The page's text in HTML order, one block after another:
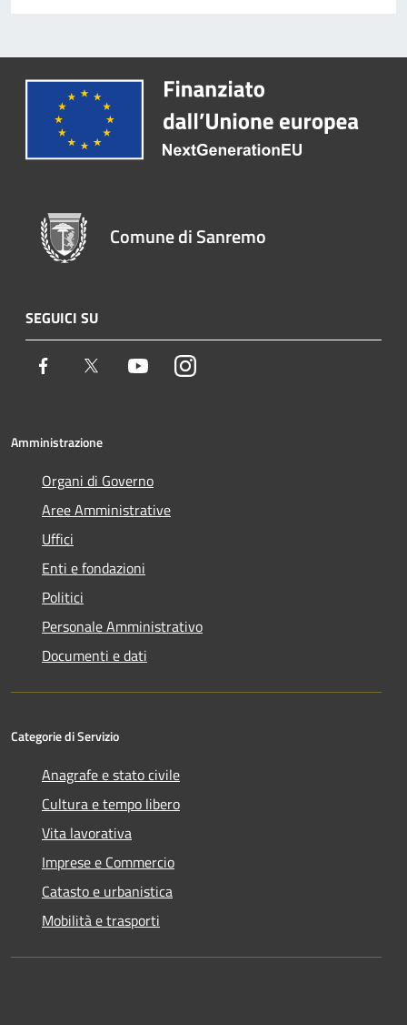
Comune di Sanremo
SEGUICI SU
Facebook Twitter YoutubeInstagram
Amministrazione
Organi di Governo
Aree Amministrative
Uffici
Enti e fondazioni
Politici
Personale Amministrativo
Documenti e dati
Categorie di Servizio
Anagrafe e stato civile
Cultura e tempo libero
Vita lavorativa
Imprese e Commercio
Catasto e urbanistica
Mobilità e trasporti